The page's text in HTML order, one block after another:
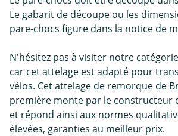
Le gabarit de découpe ou les
pare-chocs figure dans la notice de
N'hésitez pas à visiter notre
car cet attelage est adapté pour
vélos. Cet attelage de remorque de
première monte par le constructeur
et répond ainsi aux normes
élevées, garanties au meilleur prix.